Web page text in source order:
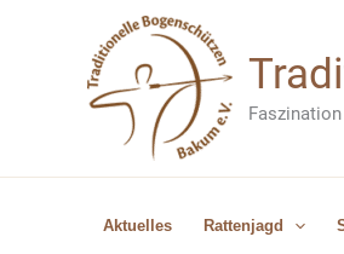
Aktuelles Rattenjagd